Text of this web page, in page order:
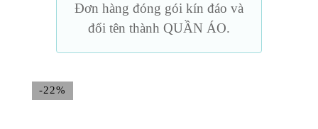
Đơn hàng đóng gói kín đáo và
đổi tên thành QUẦN ÁO.
-22%